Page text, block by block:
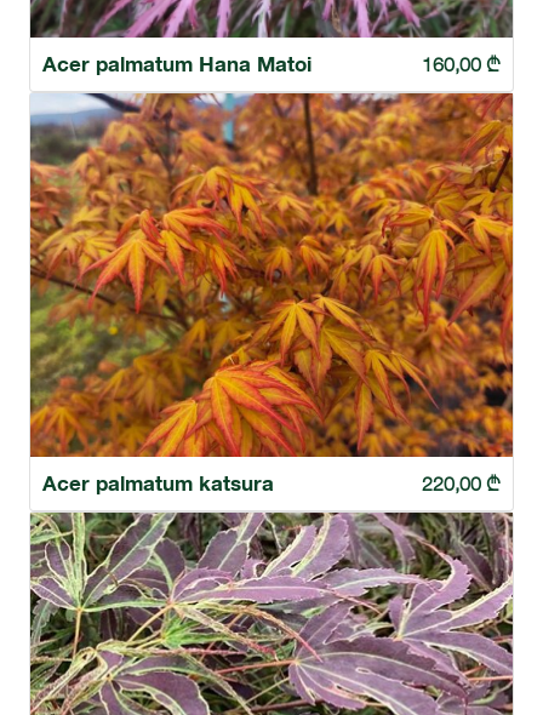
Acer palmatum Hana Matoi 160,00 ₾
Acer palmatum katsura 220,00 ₾